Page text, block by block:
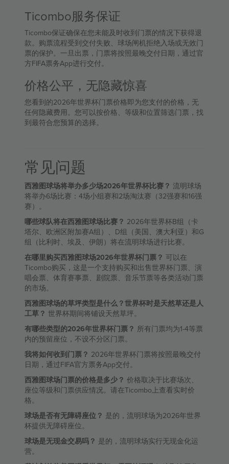
Ticombo服务保证
Ticombo保证确保在您未能及时收到门票的情况下获得退
款。购票流程受到交付失败、球场闸机拒绝入场或无效门
票的保护。一旦出票，门票将按照最晚交付日期，通过官
方FIFA票务App进行交付。
价格公平，无隐藏惊喜
您看到的2026年世界杯门票价格即为您支付的价格，无
任何隐藏费用。您可以按价格、等级和位置筛选门票，找
到最符合您预算的选择。
常见问题
西雅图球场将举办多少场2026年世界杯比赛？ 流明球场
将举办6场比赛：4场小组赛和2场淘汰赛（32强赛和16强
赛）。
哪些球队将在西雅图球场比赛？ 2026年世界杯B组（卡
塔尔、欧洲区附加赛A组）、D组（美国、澳大利亚）和G
组（比利时、埃及、伊朗）将在流明球场进行比赛。
在哪里购买西雅图球场2026年世界杯门票？ 可以在
Ticombo购买，这是一个支持购买和出售世界杯门票、演
唱会票、体育赛事票、剧院票、音乐节票等各类活动门票
的市场。
西雅图球场的草坪类型是什么？世界杯时是天然草还是人
工草？ 世界杯期间将铺设天然草坪。
有哪些类型的2026年世界杯门票？ 所有门票均为1-4等票
内的预留座位，不设不分区门票。
我将如何收到门票？ 2026年世界杯门票将按照最晚交付
日期，通过FIFA官方票务App交付。
西雅图球场门票的价格是多少？ 价格取决于比赛场次、
座位等级和门票供应情况。请在Ticombo上查看实时价
格。
球场是否有无障碍座位？ 是的，流明球场为2026年世界
杯提供无障碍座位。
球场是无现金交易吗？ 是的，流明球场实行无现金化运
营。